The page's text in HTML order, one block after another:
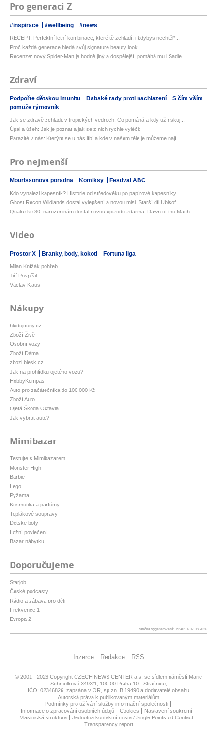
Pro generaci Z
#inspirace #wellbeing #news
RECEPT: Perfektní letní kombinace, které tě zchladí, i kdybys nechtěl*...
Proč každá generace hledá svůj signature beauty look
Recenze: nový Spider-Man je hodně jiný a dospělejší, pomáhá mu i Sadie...
Zdraví
Podpořte dětskou imunitu Babské rady proti nachlazení
S čím vším
pomůže rýmovník
Jak se zdravě zchladit v tropických vedrech: Co pomáhá a kdy už riskuj...
Úpal a úžeh: Jak je poznat a jak se z nich rychle vyléčit
Parazité v nás: Kterým se u nás líbí a kde v našem těle je můžeme nají...
Pro nejmenší
Mourissonova poradna Komiksy Festival ABC
Kdo vynalezl kapesník? Historie od středověku po papírové kapesníky
Ghost Recon Wildlands dostal vylepšení a novou misi. Starší díl Ubisof...
Quake ke 30. narozeninám dostal novou epizodu zdarma. Dawn of the Mach...
Video
Prostor X Branky, body, kokoti Fortuna liga
Milan Knížák pohřeb
Jiří Pospíšil
Václav Klaus
Nákupy
hledejceny.cz
Zboží Živě
Osobní vozy
Zboží Dáma
zbozi.blesk.cz
Jak na prohlídku ojetého vozu?
HobbyKompas
Auto pro začátečníka do 100 000 Kč
Zboží Auto
Ojetá Škoda Octavia
Jak vybrat auto?
Mimibazar
Testujte s Mimibazarem
Monster High
Barbie
Lego
Pyžama
Kosmetika a parfémy
Teplákové soupravy
Dětské boty
Ložní povlečení
Bazar nábytku
Doporučujeme
Starjob
České podcasty
Rádio a zábava pro děti
Frekvence 1
Evropa 2
patička vygenerovaná: 19:40:14 07.08.2026
Inzerce Redakce RSS
© 2001 - 2026 Copyright CZECH NEWS CENTER a.s. se sídlem náměstí Marie
Schmolkové 3493/1, 100 00 Praha 10 - Strašnice,
IČO: 02346826, zapsána v OR, sp.zn. B 19490 a dodavatelé obsahu
Autorská práva k publikovaným materiálům
Podmínky pro užívání služby informační společnosti
Informace o zpracování osobních údajů
Cookies
Nastavení soukromí
Vlastnická struktura
Jednotná kontaktní místa / Single Points od Contact
Transparency report